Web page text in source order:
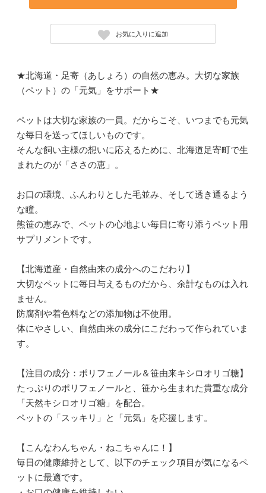
お気に入りに追加
★北海道・足寄（あしょろ）の自然の恵み。大切な家族
（ペット）の「元気」をサポート★
ペットは大切な家族の一員。だからこそ、いつまでも元気
な毎日を送ってほしいものです。
そんな飼い主様の想いに応えるために、北海道足寄町で生
まれたのが「ささの恵」。
お口の環境、ふんわりとした毛並み、そして透き通るよう
な瞳。
熊笹の恵みで、ペットの心地よい毎日に寄り添うペット用
サプリメントです。
【北海道産・自然由来の成分へのこだわり】
大切なペットに毎日与えるものだから、余計なものは入れ
ません。
防腐剤や着色料などの添加物は不使用。
体にやさしい、自然由来の成分にこだわって作られていま
す。
【注目の成分：ポリフェノール＆笹由来キシロオリゴ糖】
たっぷりのポリフェノールと、笹から生まれた貴重な成分
「天然キシロオリゴ糖」を配合。
ペットの「スッキリ」と「元気」を応援します。
【こんなわんちゃん・ねこちゃんに！】
毎日の健康維持として、以下のチェック項目が気になるペ
ットに最適です。